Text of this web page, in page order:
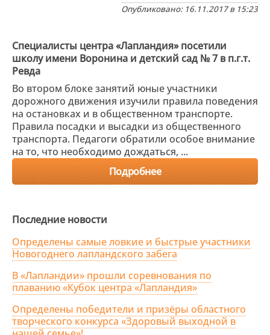
Опубликовано: 16.11.2017 в 15:23
Специалисты центра «Лапландия» посетили
школу имени Воронина и детский сад № 7 в п.г.т.
Ревда
Во втором блоке занятий юные участники
дорожного движения изучили правила поведения
на остановках и в общественном транспорте.
Правила посадки и высадки из общественного
транспорта. Педагоги обратили особое внимание
на то, что необходимо дождаться, ...
Подробнее
Последние новости
Определены самые ловкие и быстрые участники
Новогоднего лапландского забега
В «Лапландии» прошли соревнования по
плаванию «Кубок центра «Лапландия»
Определены победители и призёры областного
творческого конкурса «Здоровый выходной в